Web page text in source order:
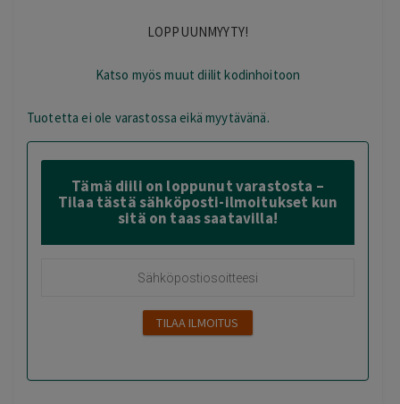
LOPPUUNMYYTY!
Katso myös muut diilit kodinhoitoon
Tuotetta ei ole varastossa eikä myytävänä.
Tämä diili on loppunut varastosta –
Tilaa tästä sähköposti-ilmoitukset kun
sitä on taas saatavilla!